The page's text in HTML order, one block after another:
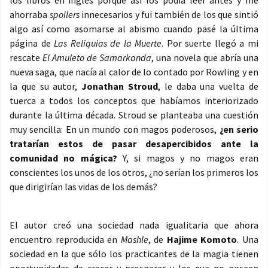
ahorraba spoilersinnecesarios y fui también de los que sintió
algo así como asomarse al abismo cuando pasé la última
página deLas Reliquias de la Muerte. Por suerte llegó a mi
rescate El Amuleto de Samarkanda, una novela que abría una
nueva saga, que nacía al calor de lo contado por Rowling y en
la que su autor,Jonathan Stroud, le daba una vuelta de
tuerca a todos los conceptos que habíamos interiorizado
durante la última década. Stroud se planteaba una cuestión
muy sencilla: En un mundo con magos poderosos, ¿en serio
tratarían estos de pasar desapercibidos ante la
comunidad no mágica? Y, si magos y no magos eran
conscientes los unos de los otros, ¿no serían los primeros los
que dirigirían las vidas de los demás?
El autor creó una sociedad nada igualitaria que ahora
encuentro reproducida en Mashle, de Hajime Komoto. Una
sociedad en la que sólo los practicantes de la magia tienen